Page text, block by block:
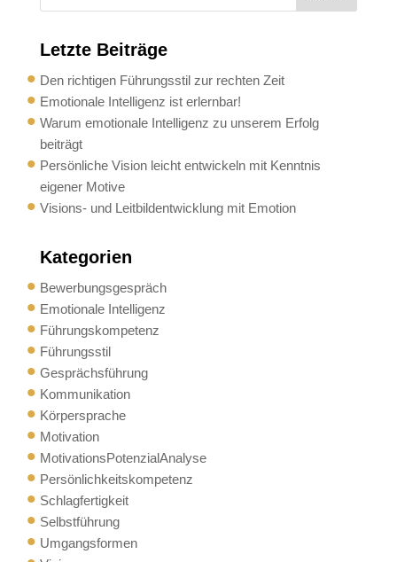
Letzte Beiträge
Den richtigen Führungsstil zur rechten Zeit
Emotionale Intelligenz ist erlernbar!
Warum emotionale Intelligenz zu unserem Erfolg
beiträgt
Persönliche Vision leicht entwickeln mit Kenntnis
eigener Motive
Visions- und Leitbildentwicklung mit Emotion
Kategorien
Bewerbungsgespräch
Emotionale Intelligenz
Führungskompetenz
Führungsstil
Gesprächsführung
Kommunikation
Körpersprache
Motivation
MotivationsPotenzialAnalyse
Persönlichkeitskompetenz
Schlagfertigkeit
Selbstführung
Umgangsformen